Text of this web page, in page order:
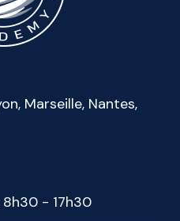
Marseille, Nantes,
8h30 - 17h30